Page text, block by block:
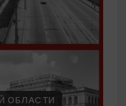
ОБЛАСТИ